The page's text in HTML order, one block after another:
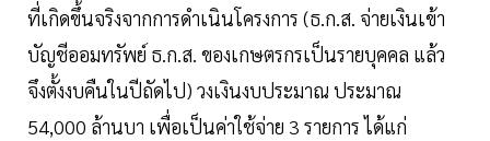
ที่เกิดขึ้นจริงจากการดำเนินโครงการ (ธ.ก.ส. จ่ายเงินเข้า
บัญชีออมทรัพย์ ธ.ก.ส. ของเกษตรกรเป็นรายบุคคล แล้ว
จึงตั้งงบคืนในปีถัดไป) วงเงินงบประมาณ ประมาณ
54,000 ล้านบา เพื่อเป็นค่าใช้จ่าย 3 รายการ ได้แก่